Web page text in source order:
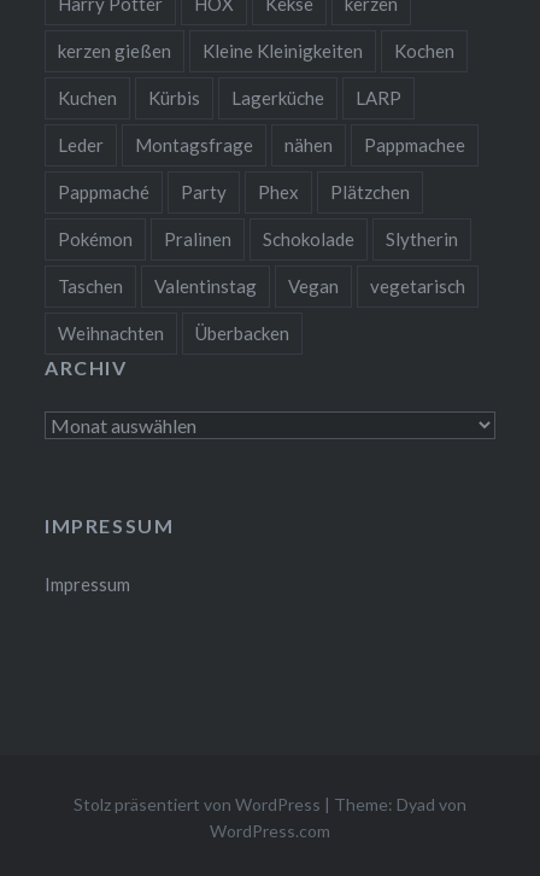
kerzen gießen Kleine Kleinigkeiten Kochen
Kuchen Kürbis Lagerküche LARP
Leder Montagsfrage nähen Pappmachee
Pappmaché Party Phex Plätzchen
Pokémon Pralinen Schokolade Slytherin
Taschen Valentinstag Vegan vegetarisch
Weihnachten Überbacken
ARCHIV
Archiv
IMPRESSUM
Impressum
Stolz präsentiert von WordPress | Theme: Dyad von
WordPress.com